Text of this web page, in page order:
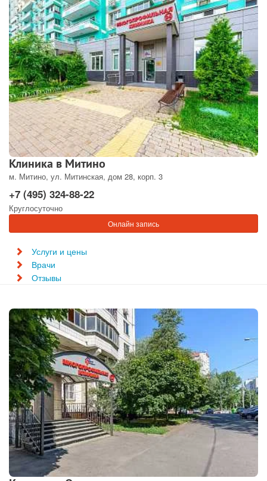
Клиника в Митино
м. Митино, ул. Митинская, дом 28, корп. 3
+7 (495) 324-88-22
Круглосуточно
Онлайн запись
Услуги и цены
Врачи
Отзывы